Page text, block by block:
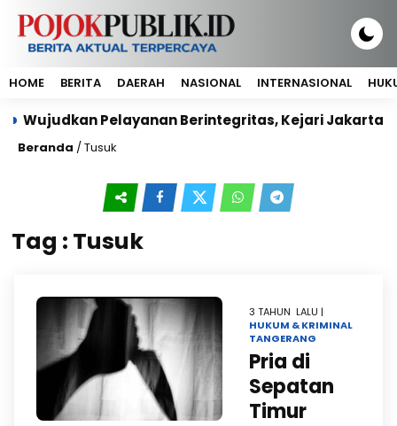
HOME BERITA DAERAH NASIONAL INTERNASIONAL
Wujudkan Pelayanan Berintegritas, Kejari Jakarta
Beranda /Tusuk
Tag : Tusuk
3 TAHUN LALU |
HUKUM & KRIMINAL
TANGERANG
Pria di
Sepatan
Timur